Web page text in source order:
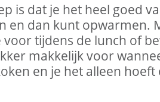
is dat je het heel goed
en dan kunt opwarmen.
tijdens de lunch of
makkelijk voor
en je het alleen hoeft